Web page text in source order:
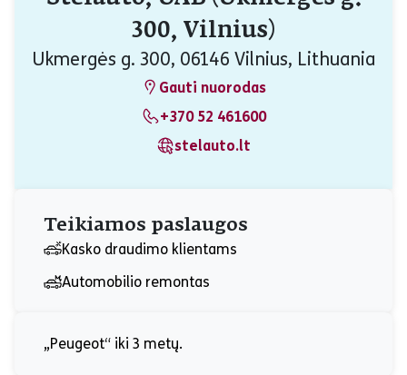
300, Vilnius)
Ukmergės g. 300, 06146 Vilnius, Lithuania
Gauti nuorodas
+370 52 461600
stelauto.lt
Teikiamos paslaugos
Kasko draudimo klientams
Automobilio remontas
„Peugeot“ iki 3 metų.